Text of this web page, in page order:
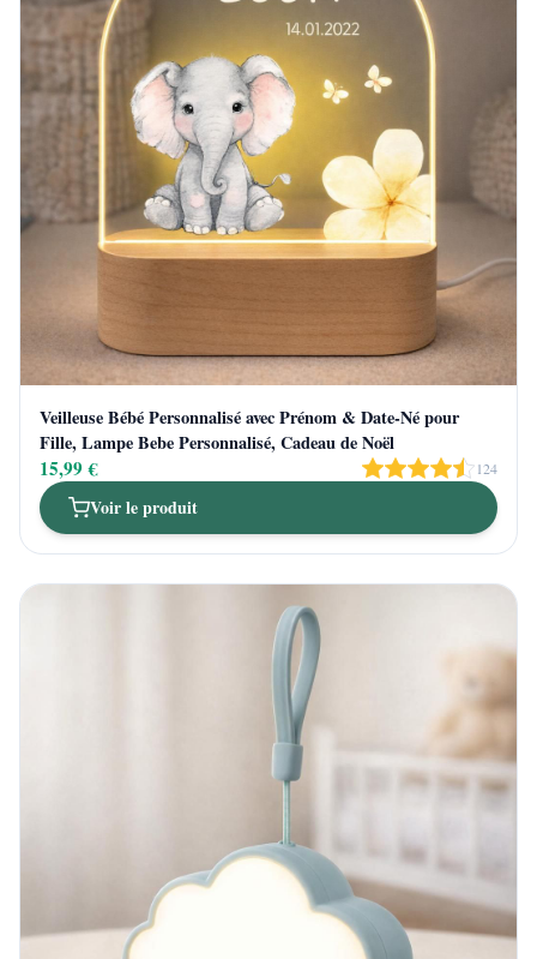
Veilleuse Bébé Personnalisé avec Prénom & Date-Né pour
Fille, Lampe Bebe Personnalisé, Cadeau de Noël
15,99 € 124
Voir le produit